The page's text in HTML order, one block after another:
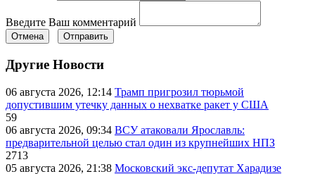
Введите Ваш комментарий
Отмена Отправить
Другие Новости
06 августа 2026, 12:14 Трамп пригрозил тюрьмой
допустившим утечку данных о нехватке ракет у США
59
06 августа 2026, 09:34 ВСУ атаковали Ярославль:
предварительной целью стал один из крупнейших НПЗ
2713
05 августа 2026, 21:38 Московский экс-депутат Харадизе